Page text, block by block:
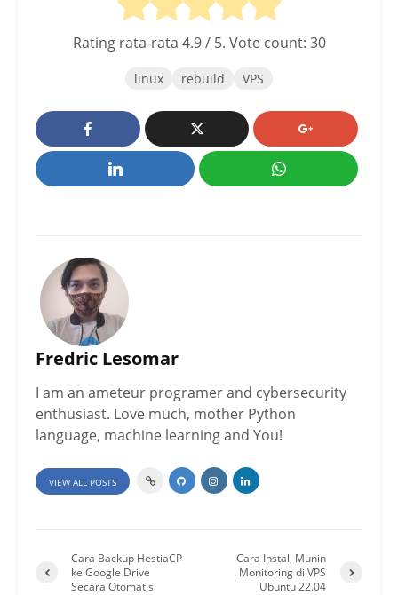
Rating rata-rata 4.9/ 5. Vote count: 30
linux rebuild VPS
Fredric Lesomar
I am an ameteur programer and cybersecurity
enthusiast. Love much, mother Python
language, machine learning and You!
VIEW ALL POSTS
Cara Backup HestiaCP
ke Google Drive
Secara Otomatis
Cara Install Munin
Monitoring di VPS
Ubuntu 22.04